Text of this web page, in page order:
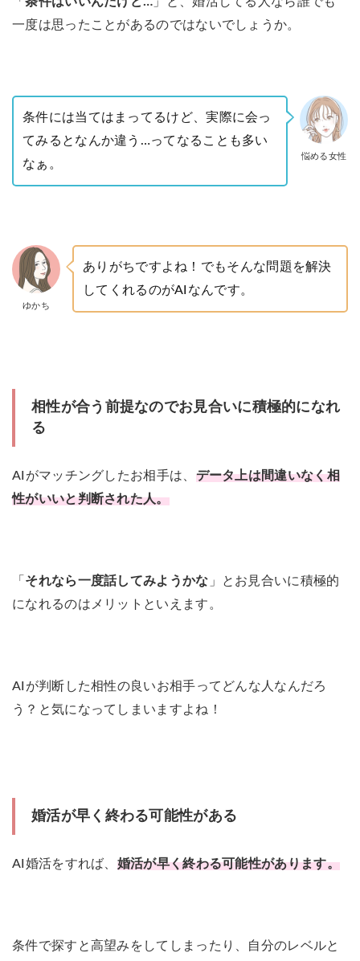
一度は思ったことがあるのではないでしょうか。
悩める女性
条件には当てはまってるけど、実際に会っ
てみるとなんか違う…ってなることも多い
なぁ。
ゆかち
ありがちですよね！でもそんな問題を解決
してくれるのがAIなんです。
相性が合う前提なのでお見合いに積極的になれ
る
AIがマッチングしたお相手は、 データ上は間違いなく相
性がいいと判断された人。
「 それなら一度話してみようかな 」とお見合いに積極的
になれるのはメリットといえます。
AIが判断した相性の良いお相手ってどんな人なんだろ
う？と気になってしまいますよね！
婚活が早く終わる可能性がある
AI婚活をすれば、 婚活が早く終わる可能性があります。
条件で探すと高望みをしてしまったり、自分のレベルと